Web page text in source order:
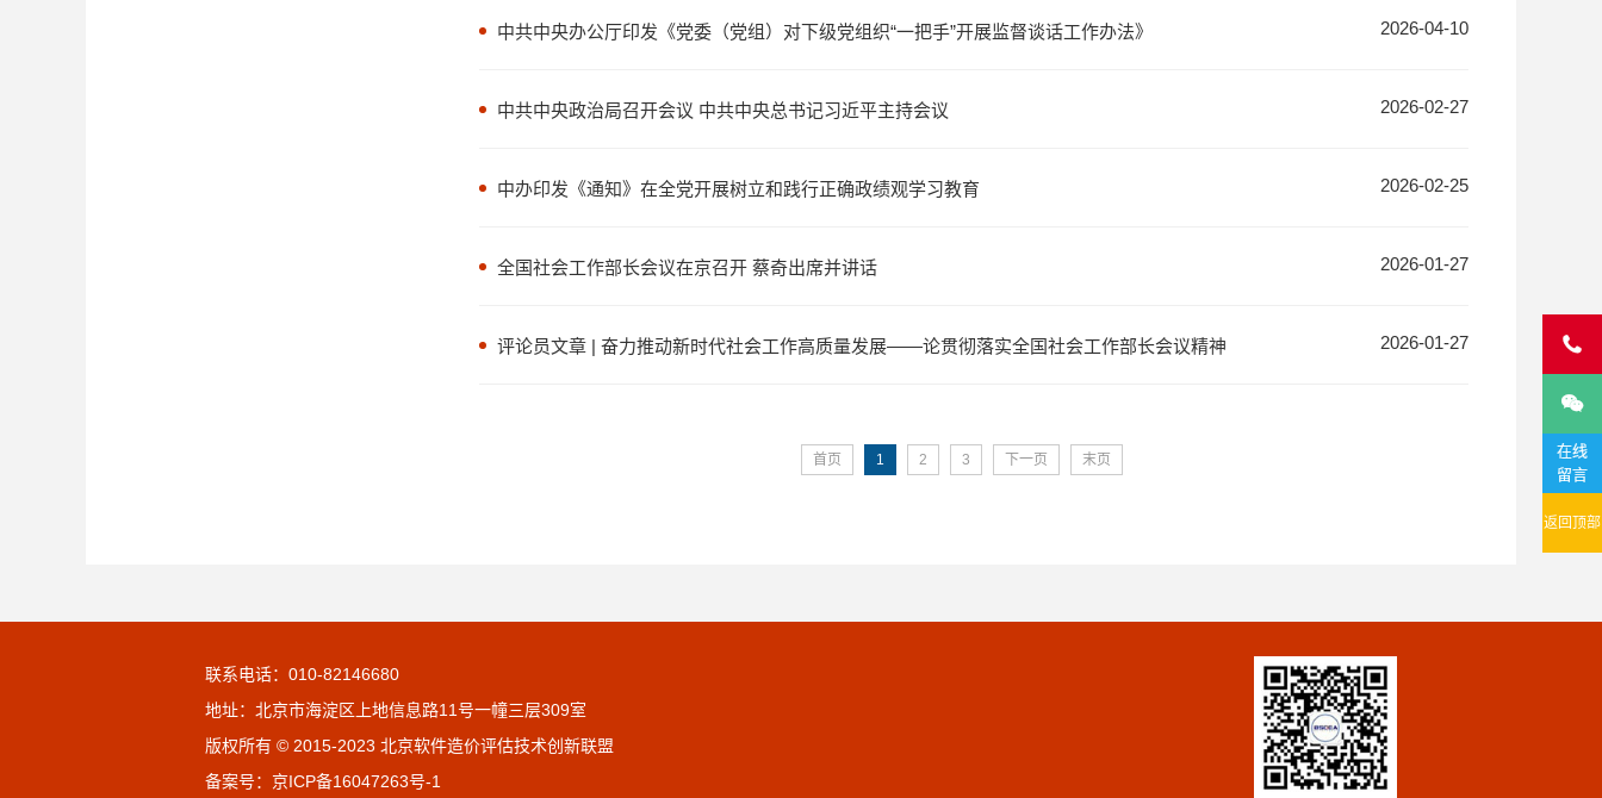
2026-04-10
中共中央办公厅印发《党委（党组）对下级党组织“一把手”开展监督谈话工作办法》
2026-02-27
中共中央政治局召开会议 中共中央总书记习近平主持会议
2026-02-25
中办印发《通知》在全党开展树立和践行正确政绩观学习教育
2026-01-27
全国社会工作部长会议在京召开 蔡奇出席并讲话
2026-01-27
评论员文章 | 奋力推动新时代社会工作高质量发展——论贯彻落实全国社会工作部长会议精神
首页 1 2 3 下一页 末页
联系电话：010-82146680
地址：北京市海淀区上地信息路11号一幢三层309室
版权所有 © 2015-2023 北京软件造价评估技术创新联盟
备案号： 京ICP备16047263号-1


在线
留言
返回顶部